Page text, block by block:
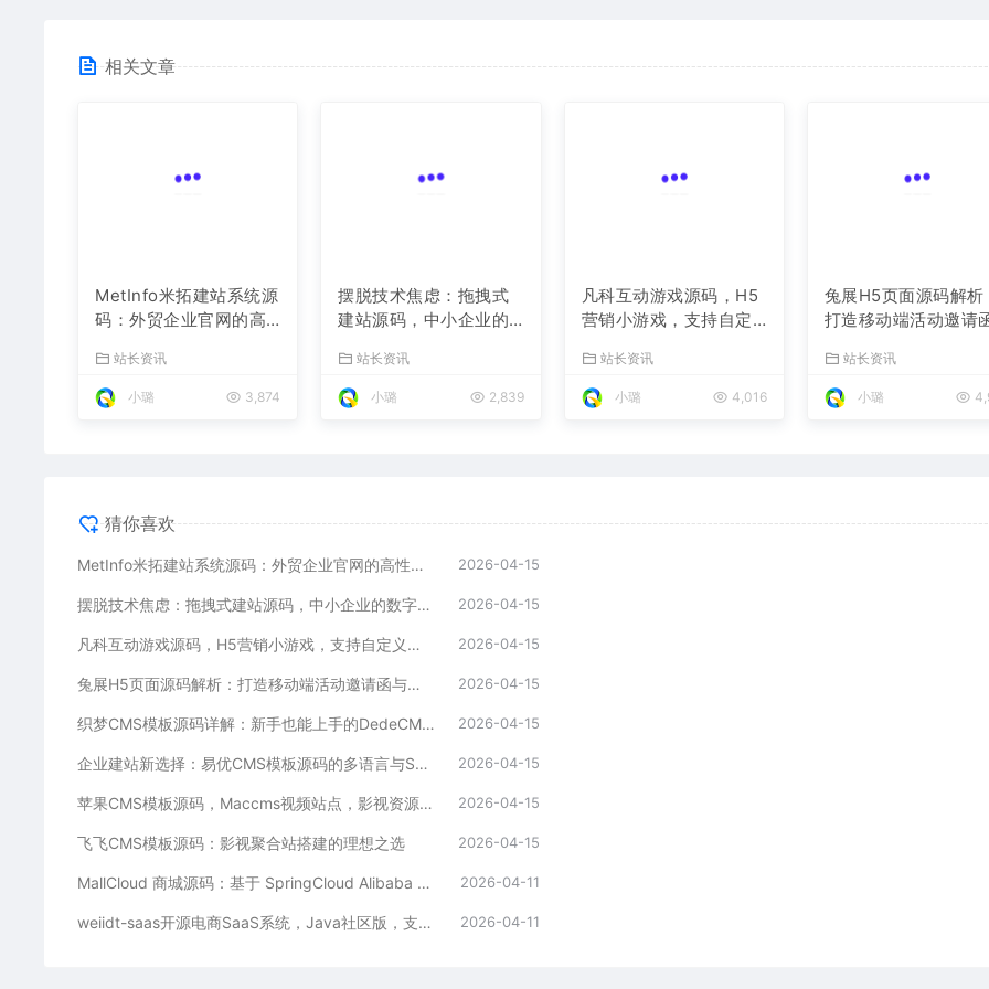
相关文章
码：外贸企业官网的高
性价比之选，内置SEO
省心落地
建站源码，中小企业的
数字化捷径
凡科互动游戏源码，H5
营销小游戏，支持自定
站长资讯
小璐 4,016
打造移动端活动邀请
与宣传页的利器
猜你喜欢
MetInfo米拓建站系统源码：外贸企业官网的高性价比之选，内置SEO省心落地 2026-04-15
摆脱技术焦虑：拖拽式建站源码，中小企业的数字化捷径 2026-04-15
凡科互动游戏源码，H5营销小游戏，支持自定义奖品与分享 2026-04-15
兔展H5页面源码解析：打造移动端活动邀请函与宣传页的利器 2026-04-15
织梦CMS模板源码详解：新手也能上手的DedeCMS二次开发与建站指南 2026-04-15
企业建站新选择：易优CMS模板源码的多语言与SEO优势 2026-04-15
苹果CMS模板源码，Maccms视频站点，影视资源站模板首选 2026-04-15
飞飞CMS模板源码：影视聚合站搭建的理想之选 2026-04-15
MallCloud 商城源码：基于 SpringCloud Alibaba 的高并发电商系统深度解析 2026-04-11
weiidt-saas开源电商SaaS系统，Java社区版，支持多租户与插件化扩展 2026-04-11